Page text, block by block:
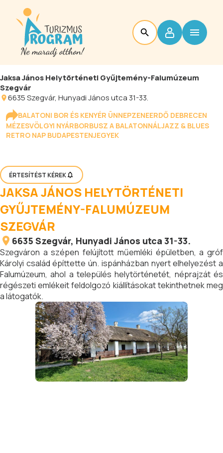
Jaksa János Helytörténeti Gyűjtemény-Falumúzeum
Szegvár
6635Szegvár, Hunyadi János utca 31-33.
BALATONI BOR ÉS KENYÉR ÜNNEPZENEERDŐ DEBRECEN
MÉZESVÖLGYI NYÁRBORBUSZ A BALATONNÁLJAZZ & BLUES
RETRO NAP BUDAPESTENJEGYEK
ÉRTESÍTÉST KÉREK
JAKSA JÁNOS HELYTÖRTÉNETI
GYŰJTEMÉNY-FALUMÚZEUM
SZEGVÁR
6635 Szegvár, Hunyadi János utca 31-33.
Szegváron a szépen felújított műemléki épületben, a gróf
Károlyi család építtette ún. ispánházban nyert elhelyezést a
Falumúzeum, ahol a település helytörténetét, néprajzát és
régészeti emlékeit feldolgozó kiállításokat tekinthetnek meg
a látogatók.